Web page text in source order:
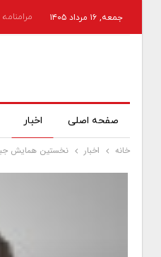
جمعه, ۱۶ مرداد ۱۴۰۵ مرامنامه
صفحه اصلی اخبار
خانه اخبار نخستین همایش